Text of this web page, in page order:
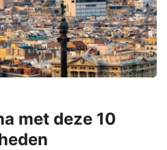
met deze 10